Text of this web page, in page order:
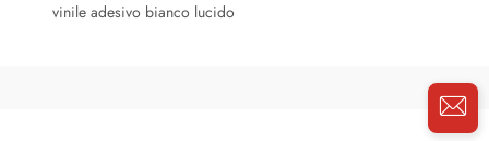
vinile adesivo bianco lucido